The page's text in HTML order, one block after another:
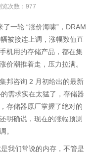
览次数：977
一轮 “涨价海啸”，DRAM
被接连上调，涨幅数值直
机用的存储产品，都在集
价潮推着走，压力拉满。
邦咨询 2 月初给出的最新
需求实在太猛了，存储器
存储器原厂掌握了绝对的
明确说，现在的涨幅预测
。
我们常说的内存，不管是